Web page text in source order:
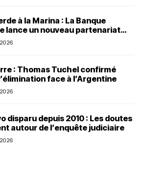
à la Marina : La Banque
lance un nouveau partenariat
: Thomas Tuchel confirmé
face à l’Argentine
disparu depuis 2010 : Les doutes
autour de l’enquête judiciaire